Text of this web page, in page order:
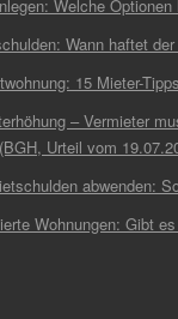
Welche Optionen
Wann haftet
15 Mieter-
– Vermieter
Urteil vom
abwenden:
Wohnungen: Gibt